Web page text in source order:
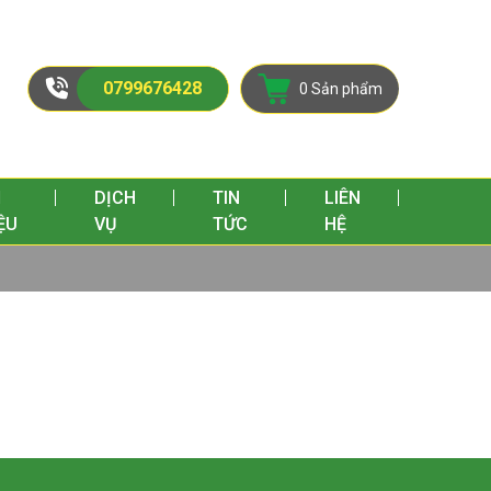
0799676428 0 Sản phẩm
DỊCH
VỤ
TIN
TỨC
LIÊN
HỆ